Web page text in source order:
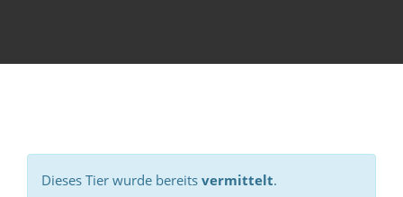
Dieses Tier wurde bereits vermittelt.